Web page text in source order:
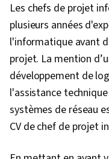
Les chefs de projet
plusieurs années
l'informatique avant
projet. La mention
développement de
l'assistance
systèmes de réseau
CV de chef de projet